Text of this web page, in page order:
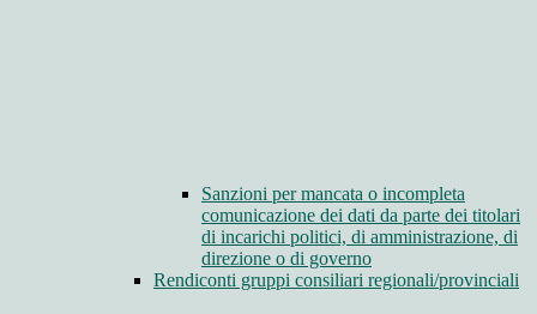
Sanzioni per mancata o incompleta
comunicazione dei dati da parte dei titolari
di incarichi politici, di amministrazione, di
direzione o di governo
Rendiconti gruppi consiliari regionali/provinciali